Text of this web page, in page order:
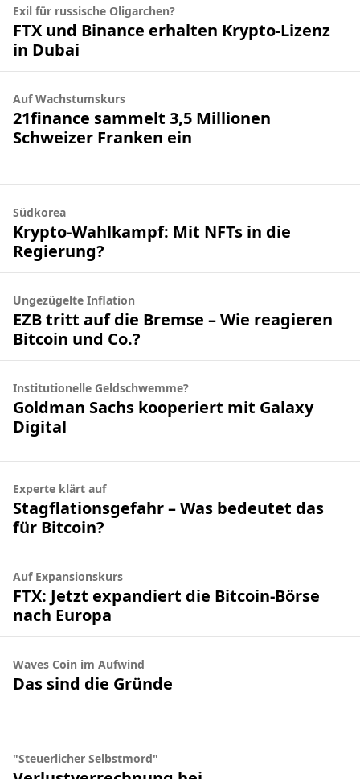
Exil für russische Oligarchen?
FTX und Binance erhalten Krypto-Lizenz
in Dubai
Auf Wachstumskurs
21finance sammelt 3,5 Millionen
Schweizer Franken ein
Südkorea
Krypto-Wahlkampf: Mit NFTs in die
Regierung?
Ungezügelte Inflation
EZB tritt auf die Bremse – Wie reagieren
Bitcoin und Co.?
Institutionelle Geldschwemme?
Goldman Sachs kooperiert mit Galaxy
Digital
Experte klärt auf
Stagflationsgefahr – Was bedeutet das
für Bitcoin?
Auf Expansionskurs
FTX: Jetzt expandiert die Bitcoin-Börse
nach Europa
Waves Coin im Aufwind
Das sind die Gründe
"Steuerlicher Selbstmord"